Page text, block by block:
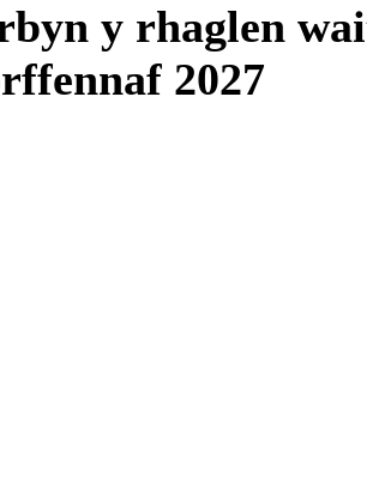
y rhaglen
2027